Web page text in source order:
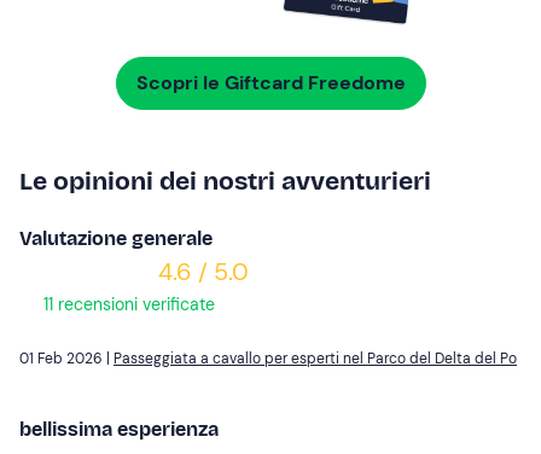
Scopri le Giftcard Freedome
Le opinioni dei nostri avventurieri
Valutazione generale
4.6 / 5.0
11 recensioni verificate
01 Feb 2026 | Passeggiata a cavallo per esperti nel Parco del Delta del Po
bellissima esperienza